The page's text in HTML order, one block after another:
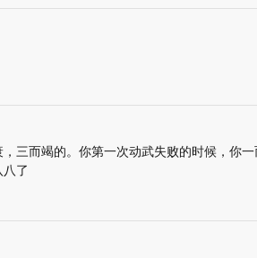
三而竭的。你第一次动武失败的时候，你
了